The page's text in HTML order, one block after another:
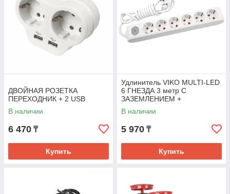
ДВОЙНАЯ РОЗЕТКА
ПЕРЕХОДНИК + 2 USB
В наличии
6 470 ₸
Купить
Удлинитель VIKO MULTI-LED
6 ГНЕЗДА 3 метр C
ЗАЗЕМЛЕНИЕМ +
ВЫКЛЮЧАТЕЛЕМ 6X3m
В наличии
5 970 ₸
Купить